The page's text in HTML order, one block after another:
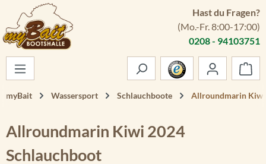
Zum Hauptinhalt springen
Hast du Fragen?
(Mo.-Fr. 8:00-17:00)
0208 - 94103751
myBait Wassersport Schlauchboote Allroundmarin Kiwi
Allroundmarin Kiwi 2024
Schlauchboot